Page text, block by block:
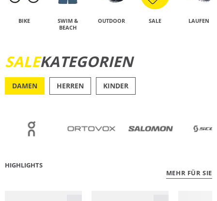
BIKE
SWIM &
BEACH
OUTDOOR SALE LAUFEN
JETZT ENTDECKEN
SALEKATEGORIEN
DAMEN HERREN KINDER
HIGHLIGHTS
MEHR FÜR SIE